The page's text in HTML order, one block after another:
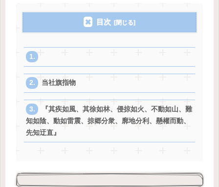
目次
当社旗指物
『其疾如風、其徐如林、侵掠如火、不動如山、難
知如陰、動如雷震、掠郷分衆、廓地分利、懸權而動、
先知迂直』